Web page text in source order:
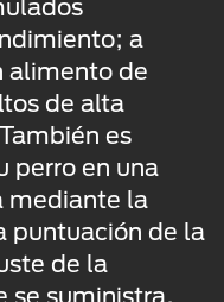
a
alimento de
de alta
es
perro en una
mediante la
puntuación de la
de la
se suministra,